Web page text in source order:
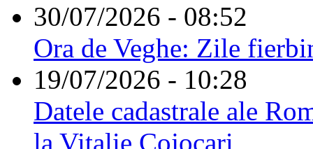
30/07/2026 - 08:52
Ora de Veghe: Zile
19/07/2026 - 10:28
Datele cadastrale ale
la Vitalie Cojocari